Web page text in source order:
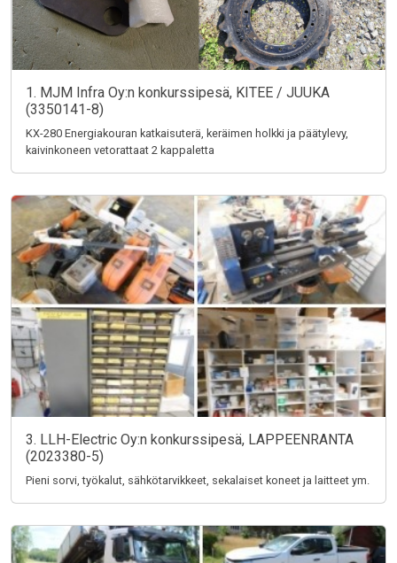
1. MJM Infra Oy:n konkurssipesä, KITEE / JUUKA
(3350141-8)
KX-280 Energiakouran katkaisuterä, keräimen holkki ja päätylevy,
kaivinkoneen vetorattaat 2 kappaletta
3. LLH-Electric Oy:n konkurssipesä, LAPPEENRANTA
(2023380-5)
Pieni sorvi, työkalut, sähkötarvikkeet, sekalaiset koneet ja laitteet ym.